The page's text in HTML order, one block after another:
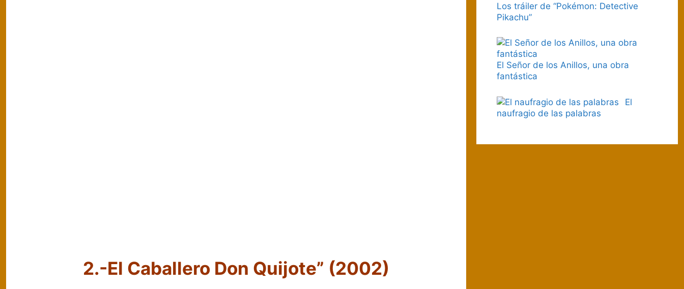
2.-El Caballero Don Quijote” (2002)
Los tráiler de “Pokémon: Detective
Pikachu”
El Señor de los Anillos, una obra
fantástica
El
naufragio de las palabras